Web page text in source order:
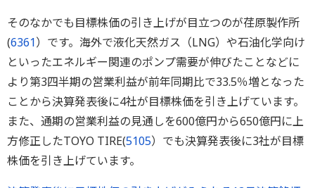
そのなかでも目標株価の引き上げが目立つのが荏原製作所
(6361）です。海外で液化天然ガス（LNG）や石油化学向け
といったエネルギー関連のポンプ需要が伸びたことなどに
より第3四半期の営業利益が前年同期比で33.5％増となった
ことから決算発表後に4社が目標株価を引き上げています。
また、通期の営業利益の見通しを600億円から650億円に上
方修正したTOYO TIRE(5105）でも決算発表後に3社が目標
株価を引き上げています。